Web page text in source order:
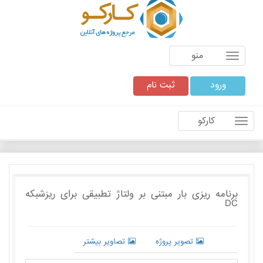
منو
ورود ثبت نام
کارکو
برنامه ریزی بار مبتنی بر ولتاژ تطبیقی برای ریزشبکه
DC
تصاویر بیشتر تصویر پروژه